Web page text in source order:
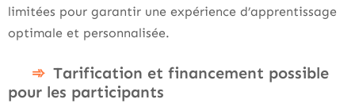
limitées pour garantir une expérience d’apprentissage
optimale et personnalisée.
Tarification et financement possible
pour les participants